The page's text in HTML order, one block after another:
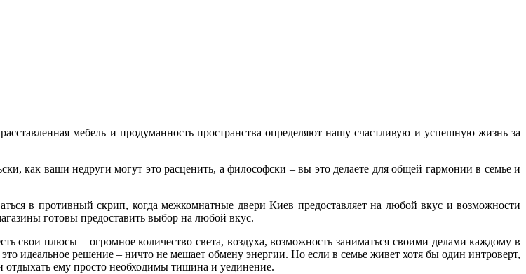
мебель и продуманность пространства определяют нашу счастливую и успешную жизнь за
как ваши недруги могут это расценить, а философски – вы это делаете для общей гармонии в семье и
в противный скрип, когда межкомнатные двери Киев предоставляет на любой вкус и возможности
готовы предоставить выбор на любой вкус.
свои плюсы – огромное количество света, воздуха, возможность заниматься своими делами каждому в
идеальное решение – ничто не мешает обмену энергии. Но если в семье живет хотя бы один интроверт,
отдыхать ему просто необходимы тишина и уединение.